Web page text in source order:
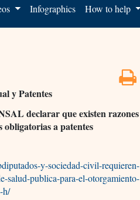
Infographics How to help
y Patentes
declarar que existen razones
obligatorias a patentes
y-sociedad-civil-requieren-
salud-publica-para-el-otorgamiento-
h/